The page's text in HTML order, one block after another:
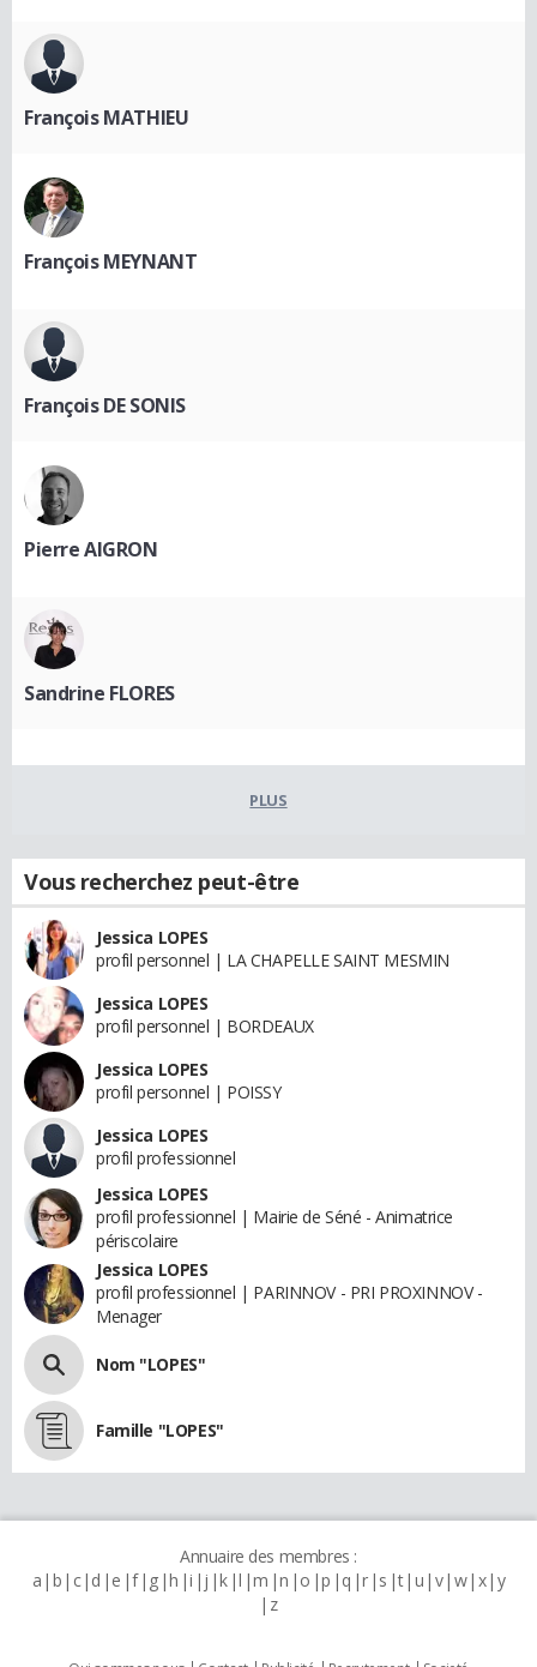
François MATHIEU
François MEYNANT
François DE SONIS
Pierre AIGRON
Sandrine FLORES
PLUS
Vous recherchez peut-être
Jessica LOPES
profil personnel | LA CHAPELLE SAINT MESMIN
Jessica LOPES
profil personnel | BORDEAUX
Jessica LOPES
profil personnel | POISSY
Jessica LOPES
profil professionnel
Jessica LOPES
profil professionnel | Mairie de Séné - Animatrice
périscolaire
Jessica LOPES
profil professionnel | PARINNOV - PRI PROXINNOV -
Menager
Nom "LOPES"
Famille "LOPES"
Annuaire des membres :
a b c d e f g h i j k l m n o p q r s t u v w x y
z